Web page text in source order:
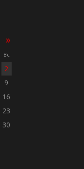
»
Вс
2
9
16
23
30